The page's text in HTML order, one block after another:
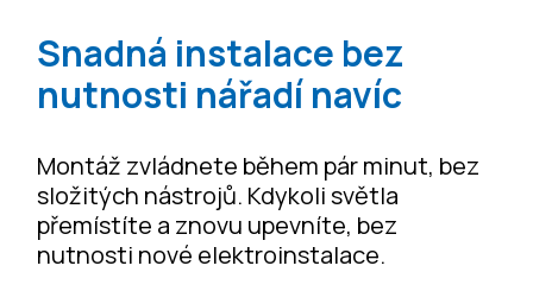
Snadná instalace bez
nutnosti nářadí navíc
Montáž zvládnete během pár minut, bez
složitých nástrojů. Kdykoli světla
přemístíte a znovu upevníte, bez
nutnosti nové elektroinstalace.